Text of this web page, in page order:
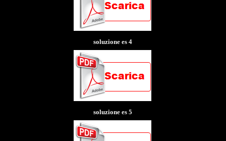
soluzione es 4
soluzione es 5